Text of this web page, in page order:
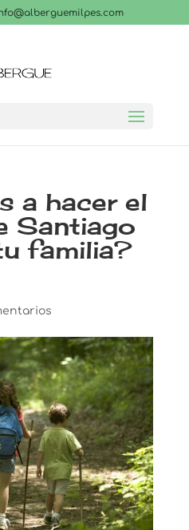
a hacer el
Santiago
familia?